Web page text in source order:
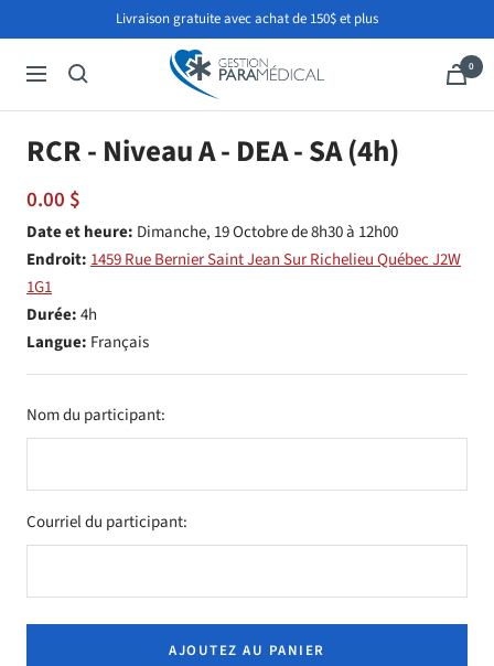
au
contenu
Livraison gratuite avec achat de 150$ et plus
Navigation
Gestion
Paramédical
0
RCR - Niveau A - DEA - SA (4h)
Prix
de
vente
0.00 $
Date et heure: Dimanche, 19 Octobrede 8h30 à 12h00
Endroit: 1459 Rue Bernier Saint Jean Sur Richelieu Québec J2W
1G1
Durée:4h
Langue: Français
Nom du participant:
Courriel du participant:
AJOUTEZ AU PANIER